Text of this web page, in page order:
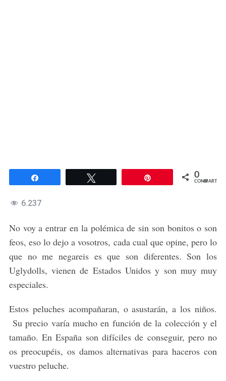
0
COMPARTIR
6.237
No voy a entrar en la polémica de sin son bonitos o son
feos, eso lo dejo a vosotros, cada cual que opine, pero lo
que no me negareis es que son diferentes. Son los
Uglydolls, vienen de Estados Unidos y son muy muy
especiales.
Estos peluches acompañaran, o asustarán, a los niños.
Su precio varía mucho en función de la colección y el
tamaño. En España son difíciles de conseguir, pero no
os preocupéis, os damos alternativas para haceros con
vuestro peluche.